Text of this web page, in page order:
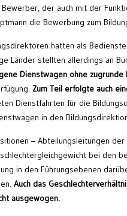
der auch mit der
die Bewerbung zum
hatten als
Länder stellten allerdings an
Dienstwagen ohne
Zum Teil erfolgte auch
Dienstfahrten für die
in den
– Abteilungsleitungen
bei den
in den Führungsebenen
Auch das
ausgewogen.